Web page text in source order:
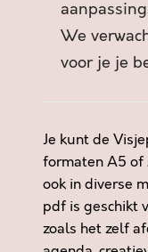
We
voor je je
Je kunt de
formaten A5 of
ook in diverse
pdf is geschikt
zoals het zelf